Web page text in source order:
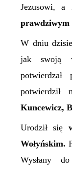
Jezusowi, a
W dniu
jak swoją
potwierdził
Kuncewicz,
Urodził się
Wołyńskim.
Wysłany